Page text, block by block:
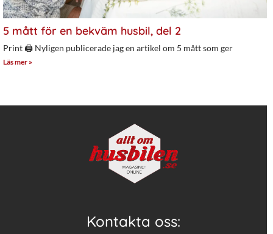
5 mått för en bekväm husbil, del 2
Print 🖨 Nyligen publicerade jag en artikel om 5 mått som ger
Läs mer »
Kontakta oss: